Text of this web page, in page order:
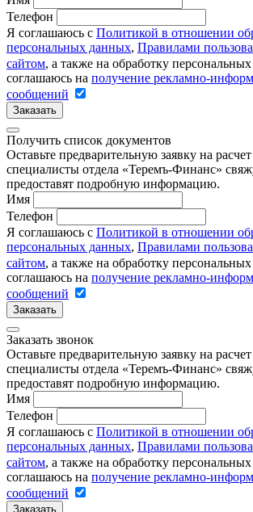
Телефон
Я соглашаюсь с Политикой в отношении
персональных данных, Правилами
сайтом, а также на обработку
соглашаюсь на получение рекламно-
сообщений
Заказать
Получить список документов
Оставьте предварительную заявку на
специалисты отдела «Теремъ-Финанс»
предоставят подробную информацию.
Имя
Телефон
Я соглашаюсь с Политикой в отношении
персональных данных, Правилами
сайтом, а также на обработку
соглашаюсь на получение рекламно-
сообщений
Заказать
Заказать звонок
Оставьте предварительную заявку на
специалисты отдела «Теремъ-Финанс»
предоставят подробную информацию.
Имя
Телефон
Я соглашаюсь с Политикой в отношении
персональных данных, Правилами
сайтом, а также на обработку
соглашаюсь на получение рекламно-
сообщений
Заказать